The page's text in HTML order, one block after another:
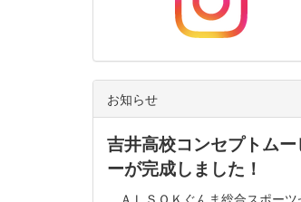
お知らせ
吉井高校コンセプトムー
ーが完成しました！
ＡＬＳＯＫぐんま総合スポーツ